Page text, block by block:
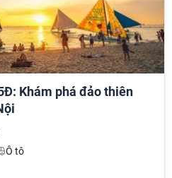
Khám phá đảo thiên
Ô tô